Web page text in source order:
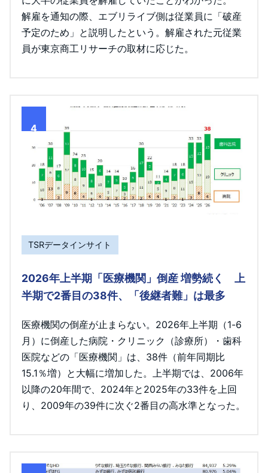
解雇を通知の際、エブリライブ側は従業員に「破産
予定のため」と説明したという。解雇された元従業
員が東京商工リサーチの取材に応じた。
4
TSRデータインサイト
2026年上半期「医療機関」倒産 増勢続く 上
半期で2番目の38件、「後継者難」は最多
医療機関の倒産が止まらない。2026年上半期（1-6
月）に倒産した病院・クリニック（診療所）・歯科
医院などの「医療機関」は、38件（前年同期比
15.1％増）と大幅に増加した。上半期では、2006年
以降の20年間で、2024年と2025年の33件を上回
り、2009年の39件に次ぐ2番目の高水準となった。